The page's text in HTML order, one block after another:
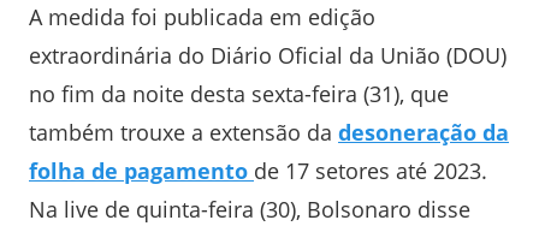
A medida foi publicada em edição
extraordinária do Diário Oficial da União (DOU)
no fim da noite desta sexta-feira (31), que
também trouxe a extensão da desoneração da
folha de pagamento de 17 setores até 2023.
Na live de quinta-feira (30), Bolsonaro disse